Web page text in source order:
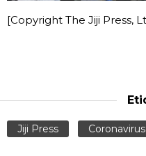
[Copyright The Jiji Press,
Jiji Press Coronavirus